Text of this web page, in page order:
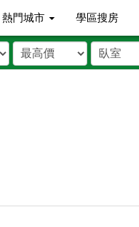
熱門城市 學區搜房